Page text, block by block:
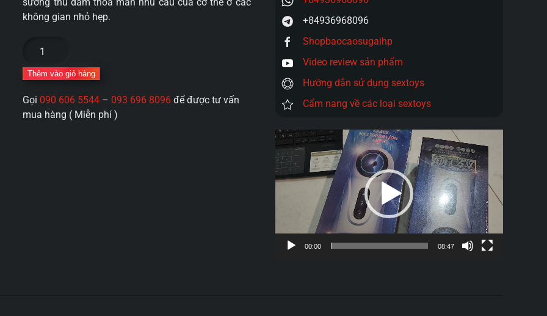
không gian nhỏ hẹp.
dâm
động
Mizzzee
Thêm vào giỏ hàng
Gọi 090 606 5544 – 093 696 8096 để được tư vấn
mua hàng ( Miễn phí )
+84936968096
Shopbaocaosugaihp
Video review sản phẩm
Hướng dẫn sử dụng sextoys
Cẩm nang về các loại sextoys
Trình
chơi
Video
00:00 08:47